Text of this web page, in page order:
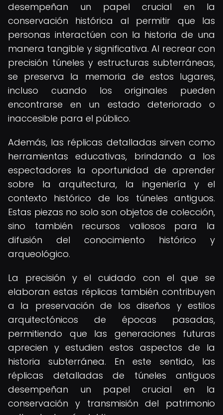
desempeñan un papel crucial en la
conservación histórica al permitir que las
personas interactúen con la historia de una
manera tangible y significativa. Al recrear con
precisión túneles y estructuras subterráneas,
se preserva la memoria de estos lugares,
incluso cuando los originales pueden
encontrarse en un estado deteriorado o
inaccesible para el público.
Además, las réplicas detalladas sirven como
herramientas educativas, brindando a los
espectadores la oportunidad de aprender
sobre la arquitectura, la ingeniería y el
contexto histórico de los túneles antiguos.
Estas piezas no solo son objetos de colección,
sino también recursos valiosos para la
difusión del conocimiento histórico y
arqueológico.
La precisión y el cuidado con el que se
elaboran estas réplicas también contribuyen
a la preservación de los diseños y estilos
arquitectónicos de épocas pasadas,
permitiendo que las generaciones futuras
aprecien y estudien estos aspectos de la
historia subterránea. En este sentido, las
réplicas detalladas de túneles antiguos
desempeñan un papel crucial en la
conservación y transmisión del patrimonio